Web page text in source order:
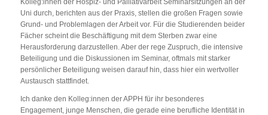
Kolleg:innen der Hospiz- und Palliativarbeit Seminarsitzungen an der
Uni durch, berichten aus der Praxis, stellen die großen Fragen sowie
Grund- und Problemlagen der Arbeit vor. Für die Studierenden beider
Fächer scheint die Beschäftigung mit dem Sterben zwar eine
Herausforderung darzustellen. Aber der rege Zuspruch, die intensive
Beteiligung und die Diskussionen im Seminar, oftmals mit starker
persönlicher Beteiligung weisen darauf hin, dass hier ein wertvoller
Austausch stattfindet.
Ich danke den Kolleg:innen der APPH für ihr besonderes
Engagement, junge Menschen, die gerade eine berufliche Identität in